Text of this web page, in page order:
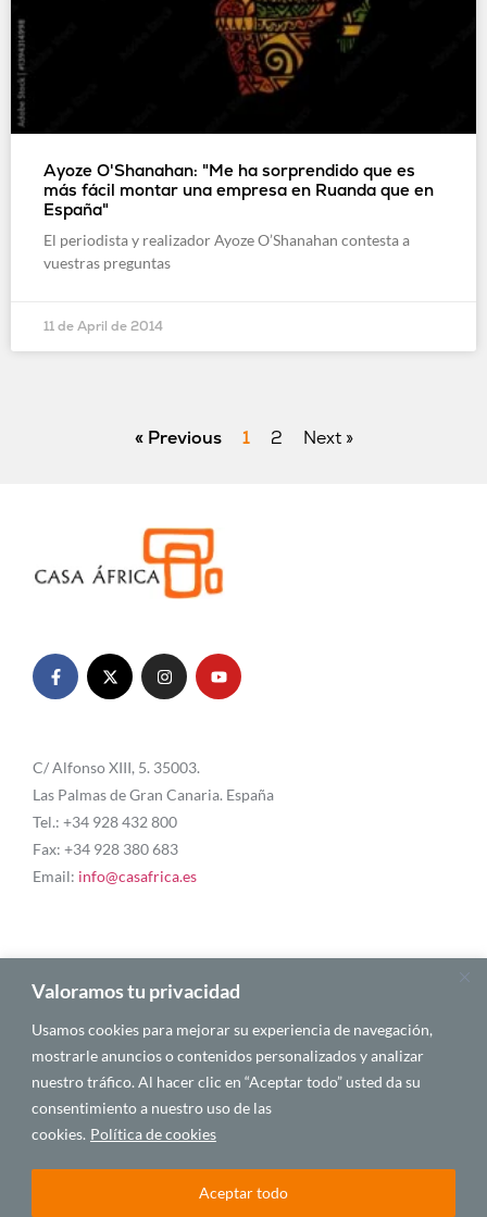
Valoramos tu privacidad
Usamos cookies para mejorar su experiencia de navegación,
mostrarle anuncios o contenidos personalizados y analizar
nuestro tráfico. Al hacer clic en “Aceptar todo” usted da su
consentimiento a nuestro uso de las
cookies. Política de cookies
Aceptar todo
Ayoze O'Shanahan: "Me ha sorprendido que es
más fácil montar una empresa en Ruanda que en
España"
El periodista y realizador Ayoze O’Shanahan contesta a
vuestras preguntas
11 de April de 2014
« Previous 1 2 Next »
C/ Alfonso XIII, 5. 35003.
Las Palmas de Gran Canaria. España
Tel.: +34 928 432 800
Fax: +34 928 380 683
Email: info@casafrica.es
Blog
About Us
Personalities
English